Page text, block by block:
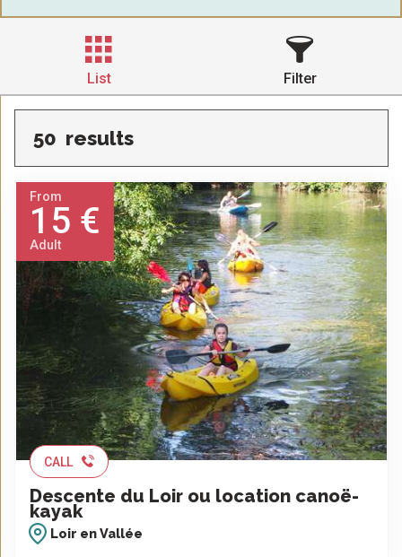
List Filter
50 results
From
15 €
Adult
CALL
Descente du Loir ou location canoë-
kayak
Loir en Vallée